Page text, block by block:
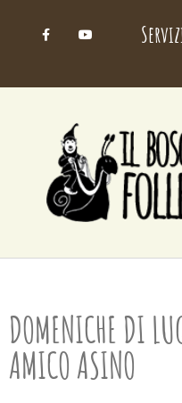
DOMENICHE DI
AMICO ASINO